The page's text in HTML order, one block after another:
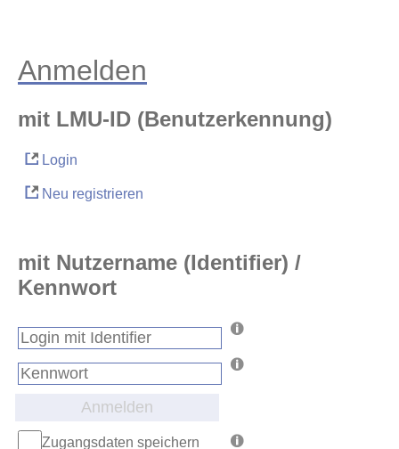
Anmelden
mit LMU-ID (Benutzerkennung)
Login
Neu registrieren
mit Nutzername (Identifier) /
Kennwort
Anmelden
Zugangsdaten speichern